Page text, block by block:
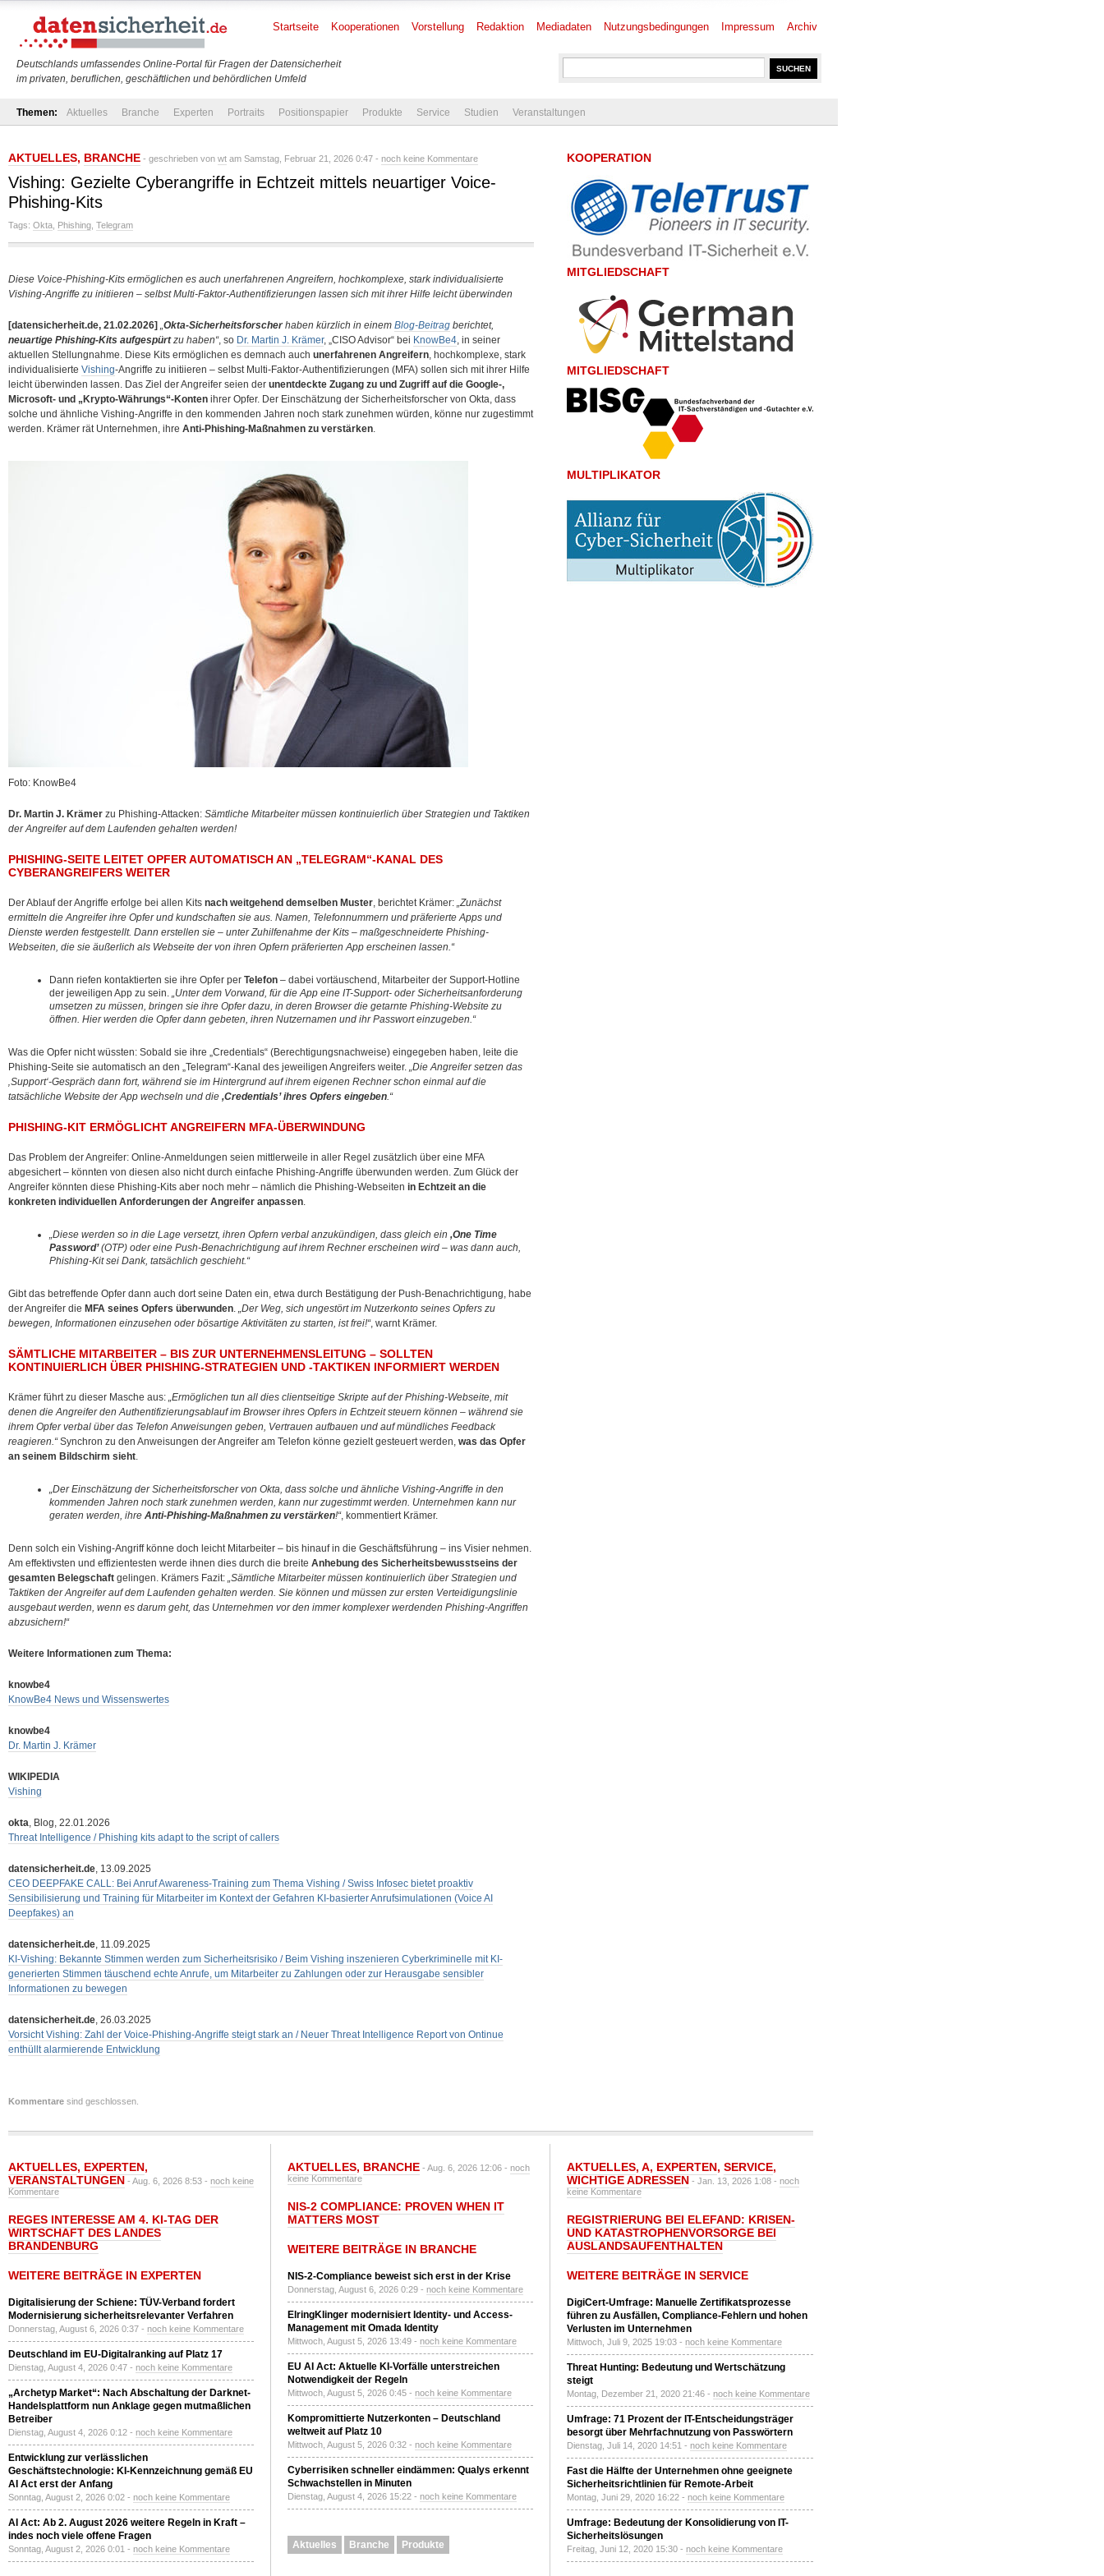
Deutschlands umfassendes Online-Portal für Fragen der Datensicherheit
im privaten, beruflichen, geschäftlichen und behördlichen Umfeld
Startseite Kooperationen Vorstellung Redaktion Mediadaten Nutzungsbedingungen Impressum Archiv
Themen: Aktuelles Branche Experten Portraits Positionspapier Produkte Service Studien Veranstaltungen
AKTUELLES, BRANCHE - geschrieben von wt am Samstag, Februar 21, 2026 0:47 - noch keine Kommentare
Vishing: Gezielte Cyberangriffe in Echtzeit mittels neuartiger Voice-
Phishing-Kits
Tags: Okta Phishing Telegram
Diese Voice-Phishing-Kits ermöglichen es auch unerfahrenen Angreifern, hochkomplexe, stark individualisierte
Vishing-Angriffe zu initiieren – selbst Multi-Faktor-Authentifizierungen lassen sich mit ihrer Hilfe leicht überwinden
[datensicherheit.de, 21.02.2026] „Okta-Sicherheitsforscherhaben kürzlich in einem Blog-Beitrag berichtet,
neuartige Phishing-Kits aufgespürtzu haben“, so Dr. Martin J. Krämer, „CISO Advisor“ bei KnowBe4, in seiner
aktuellen Stellungnahme. Diese Kits ermöglichen es demnach auch unerfahrenen Angreifern, hochkomplexe, stark
individualisierte Vishing-Angriffe zu initiieren – selbst Multi-Faktor-Authentifizierungen (MFA) sollen sich mit ihrer Hilfe
leicht überwinden lassen. Das Ziel der Angreifer seien der unentdeckte Zugang zu und Zugriff auf die Google-,
Microsoft- und „Krypto-Währungs“-Konten ihrer Opfer. Der Einschätzung der Sicherheitsforscher von Okta, dass
solche und ähnliche Vishing-Angriffe in den kommenden Jahren noch stark zunehmen würden, könne nur zugestimmt
werden. Krämer rät Unternehmen, ihre Anti-Phishing-Maßnahmen zu verstärken.
Foto: KnowBe4
Dr. Martin J. Krämer zu Phishing-Attacken: Sämtliche Mitarbeiter müssen kontinuierlich über Strategien und Taktiken
der Angreifer auf dem Laufenden gehalten werden!
PHISHING-SEITE LEITET OPFER AUTOMATISCH AN „TELEGRAM“-KANAL DES
CYBERANGREIFERS WEITER
Der Ablauf der Angriffe erfolge bei allen Kits nach weitgehend demselben Muster, berichtet Krämer: „Zunächst
ermitteln die Angreifer ihre Opfer und kundschaften sie aus. Namen, Telefonnummern und präferierte Apps und
Dienste werden festgestellt. Dann erstellen sie – unter Zuhilfenahme der Kits – maßgeschneiderte Phishing-
Webseiten, die sie äußerlich als Webseite der von ihren Opfern präferierten App erscheinen lassen.“
Dann riefen kontaktierten sie ihre Opfer per Telefon – dabei vortäuschend, Mitarbeiter der Support-Hotline
der jeweiligen App zu sein. „Unter dem Vorwand, für die App eine IT-Support- oder Sicherheitsanforderung
umsetzen zu müssen, bringen sie ihre Opfer dazu, in deren Browser die getarnte Phishing-Website zu
öffnen. Hier werden die Opfer dann gebeten, ihren Nutzernamen und ihr Passwort einzugeben.“
Was die Opfer nicht wüssten: Sobald sie ihre „Credentials“ (Berechtigungsnachweise) eingegeben haben, leite die
Phishing-Seite sie automatisch an den „Telegram“-Kanal des jeweiligen Angreifers weiter. „Die Angreifer setzen das
‚Support‘-Gespräch dann fort, während sie im Hintergrund auf ihrem eigenen Rechner schon einmal auf die
tatsächliche Website der App wechseln und die ,Credentials’ ihres Opfers eingeben.“
PHISHING-KIT ERMÖGLICHT ANGREIFERN MFA-ÜBERWINDUNG
Das Problem der Angreifer: Online-Anmeldungen seien mittlerweile in aller Regel zusätzlich über eine MFA
abgesichert – könnten von diesen also nicht durch einfache Phishing-Angriffe überwunden werden. Zum Glück der
Angreifer könnten diese Phishing-Kits aber noch mehr – nämlich die Phishing-Webseiten in Echtzeit an die
konkreten individuellen Anforderungen der Angreifer anpassen.
„Diese werden so in die Lage versetzt, ihren Opfern verbal anzukündigen, dass gleich ein ,One Time
Password’(OTP) oder eine Push-Benachrichtigung auf ihrem Rechner erscheinen wird – was dann auch,
Phishing-Kit sei Dank, tatsächlich geschieht.“
Gibt das betreffende Opfer dann auch dort seine Daten ein, etwa durch Bestätigung der Push-Benachrichtigung, habe
der Angreifer die MFA seines Opfers überwunden. „Der Weg, sich ungestört im Nutzerkonto seines Opfers zu
bewegen, Informationen einzusehen oder bösartige Aktivitäten zu starten, ist frei!“, warnt Krämer.
SÄMTLICHE MITARBEITER – BIS ZUR UNTERNEHMENSLEITUNG – SOLLTEN
KONTINUIERLICH ÜBER PHISHING-STRATEGIEN UND -TAKTIKEN INFORMIERT WERDEN
Krämer führt zu dieser Masche aus: „Ermöglichen tun all dies clientseitige Skripte auf der Phishing-Webseite, mit
denen die Angreifer den Authentifizierungsablauf im Browser ihres Opfers in Echtzeit steuern können – während sie
ihrem Opfer verbal über das Telefon Anweisungen geben, Vertrauen aufbauen und auf mündliches Feedback
reagieren.“Synchron zu den Anweisungen der Angreifer am Telefon könne gezielt gesteuert werden, was das Opfer
an seinem Bildschirm sieht.
„Der Einschätzung der Sicherheitsforscher von Okta, dass solche und ähnliche Vishing-Angriffe in den
kommenden Jahren noch stark zunehmen werden, kann nur zugestimmt werden. Unternehmen kann nur
geraten werden, ihre Anti-Phishing-Maßnahmen zu verstärken!“, kommentiert Krämer.
Denn solch ein Vishing-Angriff könne doch leicht Mitarbeiter – bis hinauf in die Geschäftsführung – ins Visier nehmen.
Am effektivsten und effizientesten werde ihnen dies durch die breite Anhebung des Sicherheitsbewusstseins der
gesamten Belegschaft gelingen. Krämers Fazit: „Sämtliche Mitarbeiter müssen kontinuierlich über Strategien und
Taktiken der Angreifer auf dem Laufenden gehalten werden. Sie können und müssen zur ersten Verteidigungslinie
ausgebaut werden, wenn es darum geht, das Unternehmen vor den immer komplexer werdenden Phishing-Angriffen
abzusichern!“
Weitere Informationen zum Thema:
knowbe4
KnowBe4 News und Wissenswertes
knowbe4
Dr. Martin J. Krämer
WIKIPEDIA
Vishing
okta, Blog, 22.01.2026
Threat Intelligence / Phishing kits adapt to the script of callers
datensicherheit.de, 13.09.2025
CEO DEEPFAKE CALL: Bei Anruf Awareness-Training zum Thema Vishing / Swiss Infosec bietet proaktiv
Sensibilisierung und Training für Mitarbeiter im Kontext der Gefahren KI-basierter Anrufsimulationen (Voice AI
Deepfakes) an
datensicherheit.de, 11.09.2025
KI-Vishing: Bekannte Stimmen werden zum Sicherheitsrisiko / Beim Vishing inszenieren Cyberkriminelle mit KI-
generierten Stimmen täuschend echte Anrufe, um Mitarbeiter zu Zahlungen oder zur Herausgabe sensibler
Informationen zu bewegen
datensicherheit.de, 26.03.2025
Vorsicht Vishing: Zahl der Voice-Phishing-Angriffe steigt stark an​ / Neuer Threat Intelligence Report von Ontinue
enthüllt alarmierende Entwicklung​
Kommentare sind geschlossen.
KOOPERATION
MITGLIEDSCHAFT
MITGLIEDSCHAFT
MULTIPLIKATOR
AKTUELLES, EXPERTEN,
VERANSTALTUNGEN - Aug. 6, 2026 8:53 - noch keine
Kommentare
REGES INTERESSE AM 4. KI-TAG DER
WIRTSCHAFT DES LANDES
BRANDENBURG
WEITERE BEITRÄGE IN EXPERTEN
Digitalisierung der Schiene: TÜV-Verband fordert
Modernisierung sicherheitsrelevanter Verfahren
Donnerstag, August 6, 2026 0:37 - noch keine Kommentare
Deutschland im EU-Digitalranking auf Platz 17
Dienstag, August 4, 2026 0:47 - noch keine Kommentare
„Archetyp Market“: Nach Abschaltung der Darknet-
Handelsplattform nun Anklage gegen mutmaßlichen
Betreiber
Dienstag, August 4, 2026 0:12 - noch keine Kommentare
Entwicklung zur verlässlichen
Geschäftstechnologie: KI-Kennzeichnung gemäß EU
AI Act erst der Anfang
Sonntag, August 2, 2026 0:02 - noch keine Kommentare
AI Act: Ab 2. August 2026 weitere Regeln in Kraft –
indes noch viele offene Fragen
Sonntag, August 2, 2026 0:01 - noch keine Kommentare
AKTUELLES, BRANCHE - Aug. 6, 2026 12:06 - noch
keine Kommentare
NIS-2 COMPLIANCE: PROVEN WHEN IT
MATTERS MOST
WEITERE BEITRÄGE IN BRANCHE
NIS-2-Compliance beweist sich erst in der Krise
Donnerstag, August 6, 2026 0:29 - noch keine Kommentare
ElringKlinger modernisiert Identity- und Access-
Management mit Omada Identity
Mittwoch, August 5, 2026 13:49 - noch keine Kommentare
EU AI Act: Aktuelle KI-Vorfälle unterstreichen
Notwendigkeit der Regeln
Mittwoch, August 5, 2026 0:45 - noch keine Kommentare
Kompromittierte Nutzerkonten – Deutschland
weltweit auf Platz 10
Mittwoch, August 5, 2026 0:32 - noch keine Kommentare
Cyberrisiken schneller eindämmen: Qualys erkennt
Schwachstellen in Minuten
Dienstag, August 4, 2026 15:22 - noch keine Kommentare
Aktuelles Branche Produkte
AKTUELLES, A, EXPERTEN, SERVICE,
WICHTIGE ADRESSEN - Jan. 13, 2026 1:08 - noch
keine Kommentare
REGISTRIERUNG BEI ELEFAND: KRISEN-
UND KATASTROPHENVORSORGE BEI
AUSLANDSAUFENTHALTEN
WEITERE BEITRÄGE IN SERVICE
DigiCert-Umfrage: Manuelle Zertifikatsprozesse
führen zu Ausfällen, Compliance-Fehlern und hohen
Verlusten im Unternehmen
Mittwoch, Juli 9, 2025 19:03 - noch keine Kommentare
Threat Hunting: Bedeutung und Wertschätzung
steigt
Montag, Dezember 21, 2020 21:46 - noch keine Kommentare
Umfrage: 71 Prozent der IT-Entscheidungsträger
besorgt über Mehrfachnutzung von Passwörtern
Dienstag, Juli 14, 2020 14:51 - noch keine Kommentare
Fast die Hälfte der Unternehmen ohne geeignete
Sicherheitsrichtlinien für Remote-Arbeit
Montag, Juni 29, 2020 16:22 - noch keine Kommentare
Umfrage: Bedeutung der Konsolidierung von IT-
Sicherheitslösungen
Freitag, Juni 12, 2020 15:30 - noch keine Kommentare